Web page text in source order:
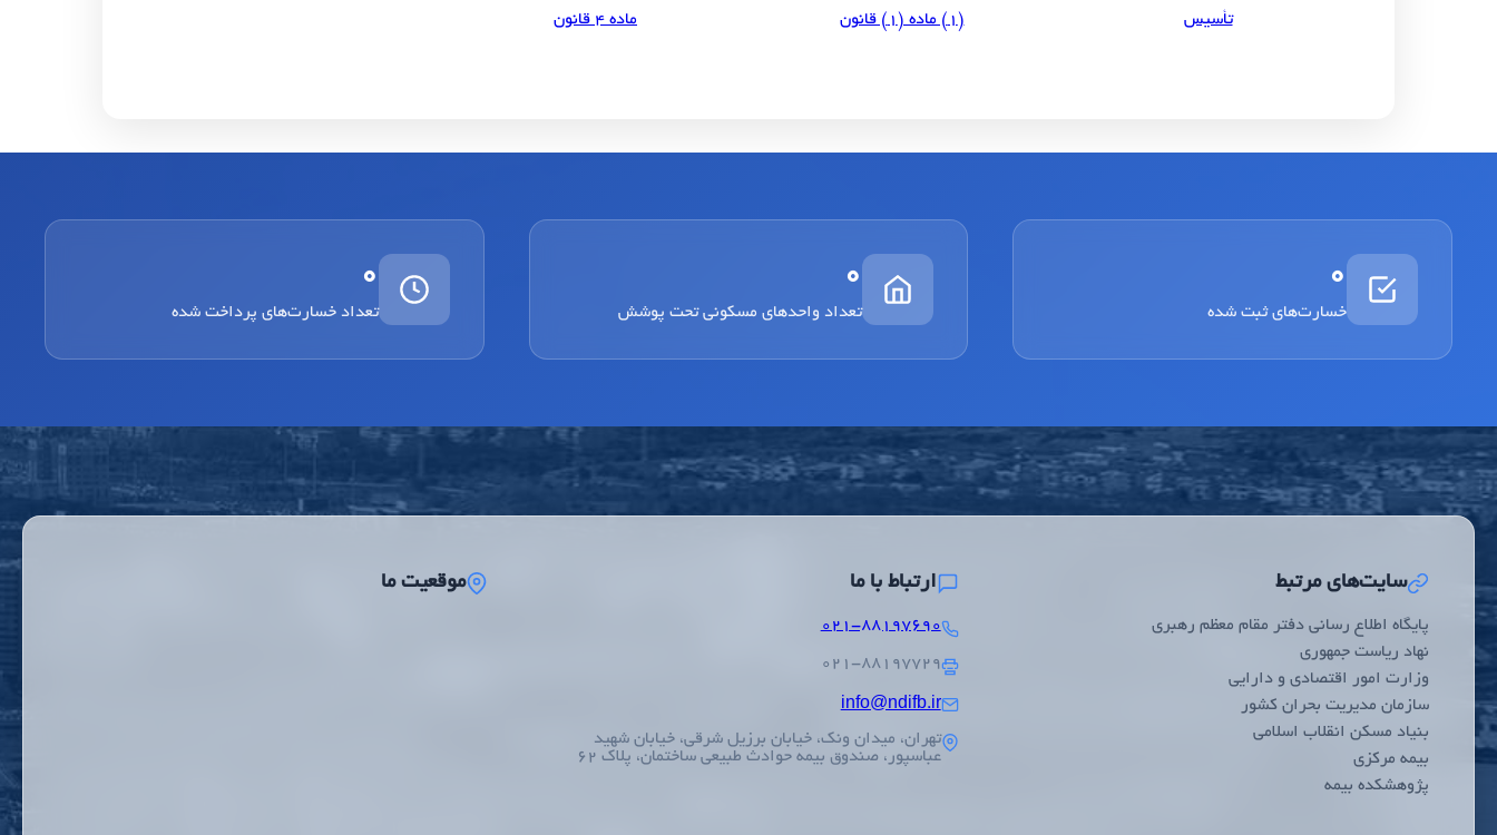
ماده ۴ قانون
(۱) ماده (۱) قانون
تأسیس
0
خسارت‌های ثبت شده
0
تعداد واحدهای مسکونی تحت پوشش
0
تعداد خسارت‌های پرداخت شده
سایت‌های مرتبط
پایگاه اطلاع رسانی دفتر مقام معظم رهبری
نهاد ریاست جمهوری
وزارت امور اقتصادی و دارایی
سازمان مدیریت بحران کشور
بنیاد مسکن انقلاب اسلامی
بیمه مرکزی
پژوهشکده بیمه
ارتباط با ما
۰۲۱-۸۸۱۹۷۶۹۰
۰۲۱-۸۸۱۹۷۷۲۹
info@ndifb.ir
تهران، میدان ونک، خیابان برزیل شرقی، خیابان شهید
عباسپور، صندوق بیمه حوادث طبیعی ساختمان، پلاک 62
موقعیت ما